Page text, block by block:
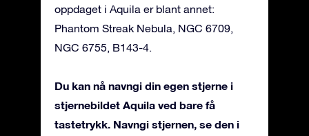
oppdaget i Aquila er blant annet:
Phantom Streak Nebula, NGC 6709,
NGC 6755, B143-4.
Du kan nå navngi din egen stjerne i
stjernebildet Aquila ved bare få
tastetrykk. Navngi stjernen, se den i